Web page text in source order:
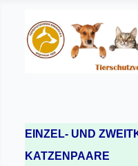
EINZEL- UND
KATZENPAARE